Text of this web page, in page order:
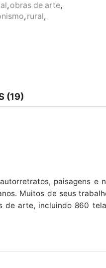
, obras de arte,
, rural,
(19)
paisagens e
Muitos de seus
arte, incluindo 860